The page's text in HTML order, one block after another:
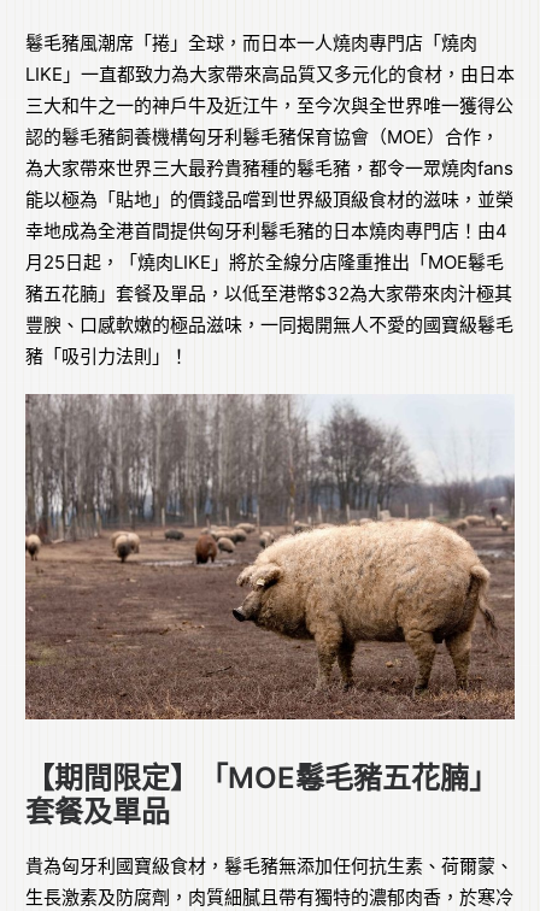
鬈毛豬風潮席「捲」全球，而日本一人燒肉專門店「燒肉
LIKE」一直都致力為大家帶來高品質又多元化的食材，由日本
三大和牛之一的神戶牛及近江牛，至今次與全世界唯一獲得公
認的鬈毛豬飼養機構匈牙利鬈毛豬保育協會（MOE）合作，
為大家帶來世界三大最矜貴豬種的鬈毛豬，都令一眾燒肉fans
能以極為「貼地」的價錢品嚐到世界級頂級食材的滋味，並榮
幸地成為全港首間提供匈牙利鬈毛豬的日本燒肉專門店！由4
月25日起，「燒肉LIKE」將於全線分店隆重推出「MOE鬈毛
豬五花腩」套餐及單品，以低至港幣$32為大家帶來肉汁極其
豐腴、口感軟嫩的極品滋味，一同揭開無人不愛的國寶級鬈毛
豬「吸引力法則」！
【期間限定】「MOE鬈毛豬五花腩」
套餐及單品
貴為匈牙利國寶級食材，鬈毛豬無添加任何抗生素、荷爾蒙、
生長激素及防腐劑，肉質細膩且帶有獨特的濃郁肉香，於寒冷